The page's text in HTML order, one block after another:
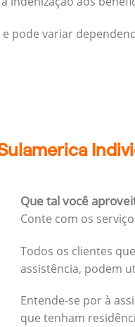
pode variar
Que tal você
Conte com os
Todos os clientes
assistência, podem
Entende-se por à
que tenham